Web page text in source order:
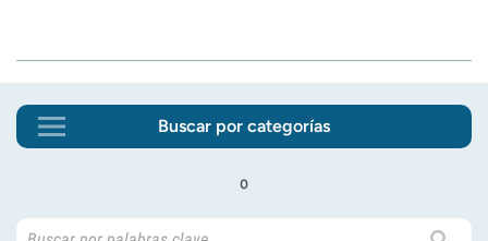
Buscar por categorías
o